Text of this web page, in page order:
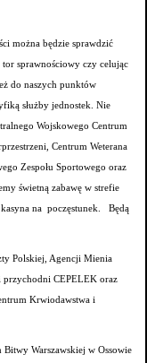
można będzie sprawdzić
sprawnościowy czy celując
do naszych punktów
służby jednostek. Nie
Wojskowego Centrum
Centrum Weterana
Zespołu Sportowego oraz
świetną zabawę w strefie
na poczęstunek. Będą
Polskiej, Agencji Mienia
przychodni CEPELEK oraz
Krwiodawstwa i
Bitwy Warszawskiej w Ossowie